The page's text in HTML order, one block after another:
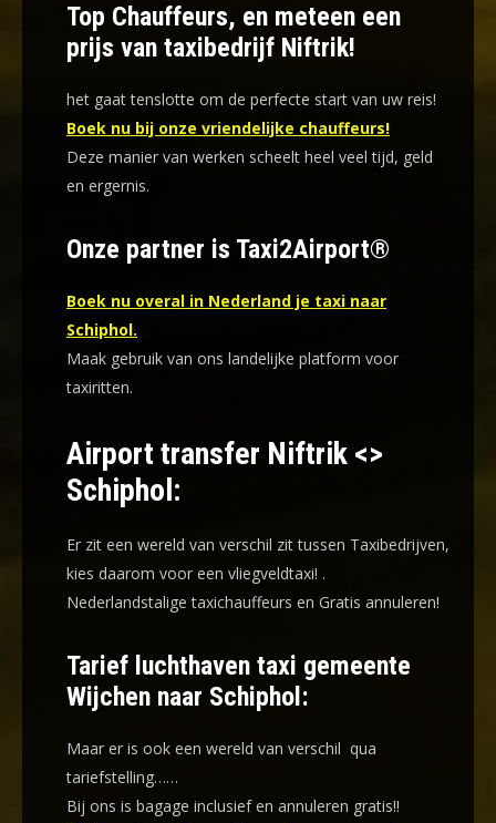
Top Chauffeurs, en meteen een
prijs van taxibedrijf Niftrik!
het gaat tenslotte om de perfecte start van uw reis!
Boek nu bij onze vriendelijke chauffeurs!
Deze manier van werken scheelt heel veel tijd, geld
en ergernis.
Onze partner is Taxi2Airport®
Boek nu overal in Nederland je taxi naar
Schiphol.
Maak gebruik van ons landelijke platform voor
taxiritten.
Airport transfer Niftrik <>
Schiphol:
Er zit een wereld van verschil zit tussen Taxibedrijven,
kies daarom voor een vliegveldtaxi! .
Nederlandstalige taxichauffeurs en Gratis annuleren!
Tarief luchthaven taxi gemeente
Wijchen naar Schiphol:
Maar er is ook een wereld van verschil qua
tariefstelling……
Bij ons is bagage inclusief en annuleren gratis!!